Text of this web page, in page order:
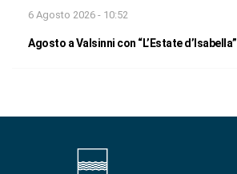
6 Agosto 2026 - 10:52
Agosto a Valsinni con “L’Estate d’Isabella”